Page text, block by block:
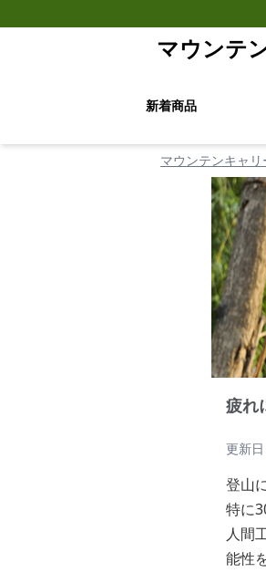
マウンテ
新着商品
マウンテンキャリ
疲れ
更新日
登山
特に
人間
能性